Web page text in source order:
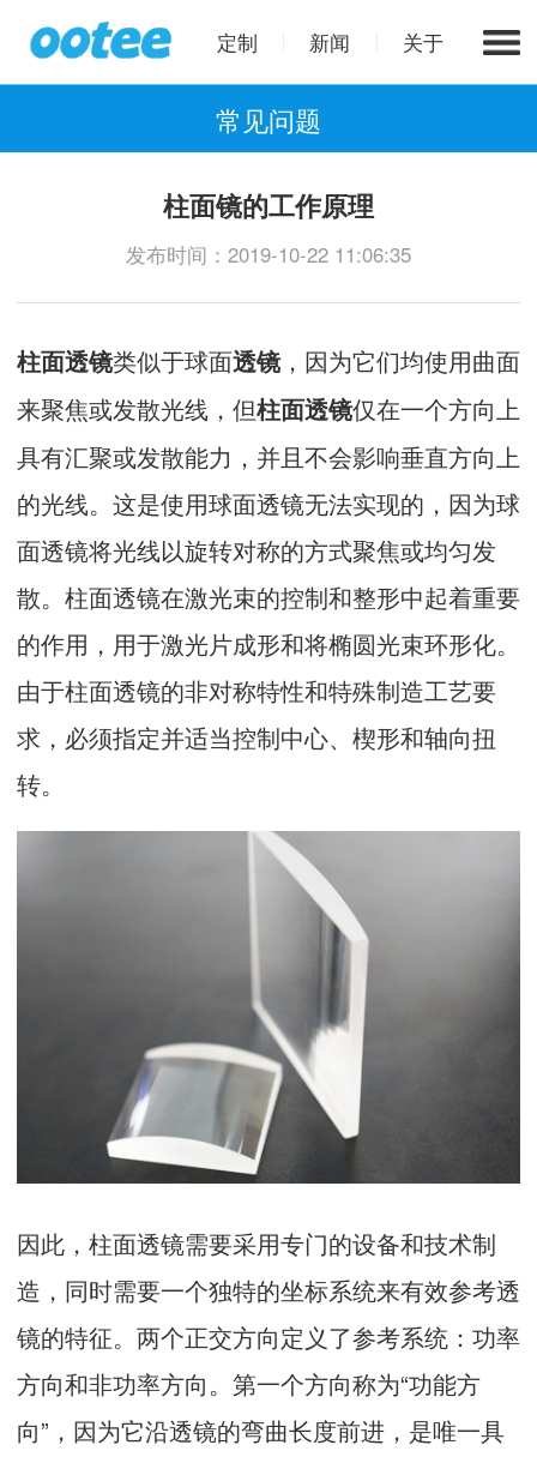
定制 新闻 关于
常见问题
柱面镜的工作原理
发布时间：2019-10-22 11:06:35
柱面透镜类似于球面透镜，因为它们均使用曲面
来聚焦或发散光线，但柱面透镜仅在一个方向上
具有汇聚或发散能力，并且不会影响垂直方向上
的光线。这是使用球面透镜无法实现的，因为球
面透镜将光线以旋转对称的方式聚焦或均匀发
散。柱面透镜在激光束的控制和整形中起着重要
的作用，用于激光片成形和将椭圆光束环形化。
由于柱面透镜的非对称特性和特殊制造工艺要
求，必须指定并适当控制中心、楔形和轴向扭
转。
因此，柱面透镜需要采用专门的设备和技术制
造，同时需要一个独特的坐标系统来有效参考透
镜的特征。两个正交方向定义了参考系统：功率
方向和非功率方向。第一个方向称为“功能方
向”，因为它沿透镜的弯曲长度前进，是唯一具